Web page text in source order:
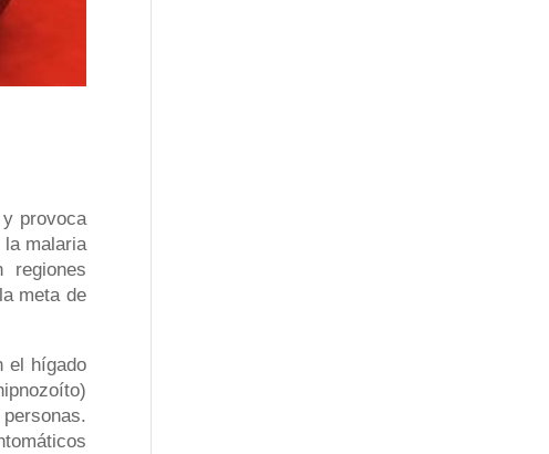
provoca
la malaria
regiones
meta de
el hígado